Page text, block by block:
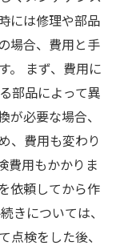
には修理や部品
場合、費用と手
。 まず、費用に
部品によって異
が必要な場合、
、費用も変わり
費用もかかりま
依頼してから作
きについては、
点検をした後、